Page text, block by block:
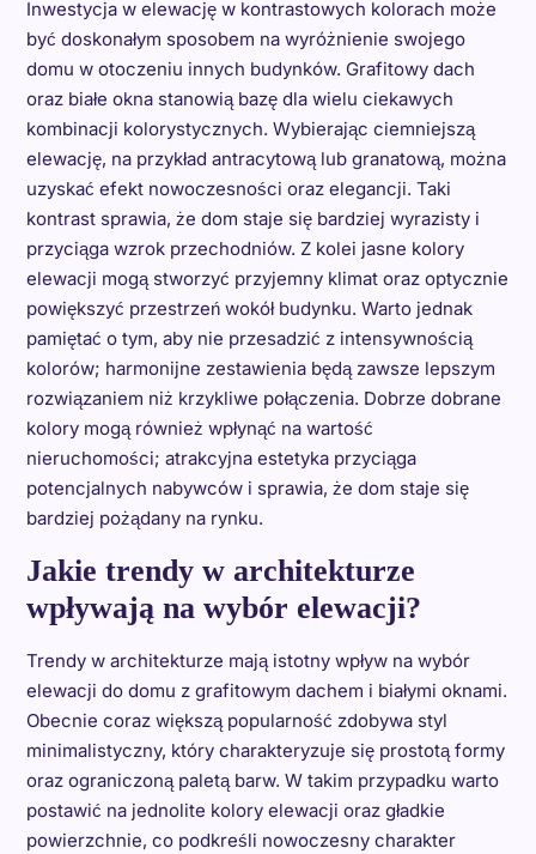
Inwestycja w elewację w kontrastowych kolorach może
być doskonałym sposobem na wyróżnienie swojego
domu w otoczeniu innych budynków. Grafitowy dach
oraz białe okna stanowią bazę dla wielu ciekawych
kombinacji kolorystycznych. Wybierając ciemniejszą
elewację, na przykład antracytową lub granatową, można
uzyskać efekt nowoczesności oraz elegancji. Taki
kontrast sprawia, że dom staje się bardziej wyrazisty i
przyciąga wzrok przechodniów. Z kolei jasne kolory
elewacji mogą stworzyć przyjemny klimat oraz optycznie
powiększyć przestrzeń wokół budynku. Warto jednak
pamiętać o tym, aby nie przesadzić z intensywnością
kolorów; harmonijne zestawienia będą zawsze lepszym
rozwiązaniem niż krzykliwe połączenia. Dobrze dobrane
kolory mogą również wpłynąć na wartość
nieruchomości; atrakcyjna estetyka przyciąga
potencjalnych nabywców i sprawia, że dom staje się
bardziej pożądany na rynku.
Jakie trendy w architekturze
wpływają na wybór elewacji?
Trendy w architekturze mają istotny wpływ na wybór
elewacji do domu z grafitowym dachem i białymi oknami.
Obecnie coraz większą popularność zdobywa styl
minimalistyczny, który charakteryzuje się prostotą formy
oraz ograniczoną paletą barw. W takim przypadku warto
postawić na jednolite kolory elewacji oraz gładkie
powierzchnie, co podkreśli nowoczesny charakter